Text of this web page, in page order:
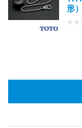
形）
★ ★